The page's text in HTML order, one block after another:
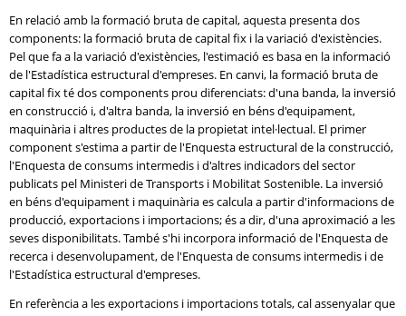
En relació amb la formació bruta de capital, aquesta presenta dos
components: la formació bruta de capital fix i la variació d'existències.
Pel que fa a la variació d'existències, l'estimació es basa en la informació
de l'Estadística estructural d'empreses. En canvi, la formació bruta de
capital fix té dos components prou diferenciats: d'una banda, la inversió
en construcció i, d'altra banda, la inversió en béns d'equipament,
maquinària i altres productes de la propietat intel·lectual. El primer
component s'estima a partir de l'Enquesta estructural de la construcció,
l'Enquesta de consums intermedis i d'altres indicadors del sector
publicats pel Ministeri de Transports i Mobilitat Sostenible. La inversió
en béns d'equipament i maquinària es calcula a partir d'informacions de
producció, exportacions i importacions; és a dir, d'una aproximació a les
seves disponibilitats. També s'hi incorpora informació de l'Enquesta de
recerca i desenvolupament, de l'Enquesta de consums intermedis i de
l'Estadística estructural d'empreses.
En referència a les exportacions i importacions totals, cal assenyalar que